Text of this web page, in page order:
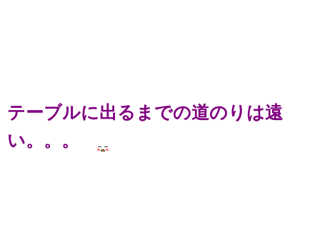
テーブルに出るまでの道のりは遠
い。。。